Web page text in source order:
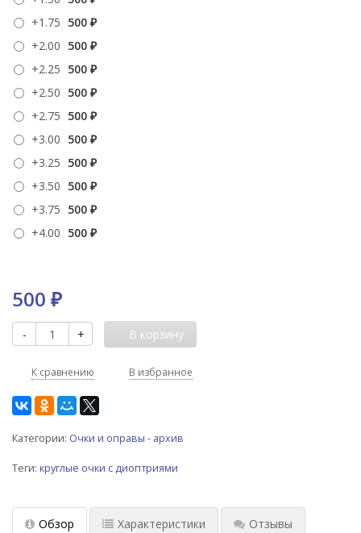
+1.75 500 ₽
+2.00 500 ₽
+2.25 500 ₽
+2.50 500 ₽
+2.75 500 ₽
+3.00 500 ₽
+3.25 500 ₽
+3.50 500 ₽
+3.75 500 ₽
+4.00 500 ₽
500 ₽
- + В корзину
К сравнению В избранное
Категории: Очки и оправы - архив
Теги: круглые очки с диоптриями
Обзор Характеристики Отзывы